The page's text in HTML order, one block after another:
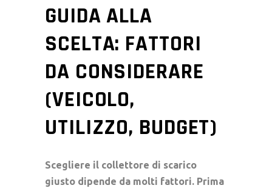
GUIDA ALLA
SCELTA: FATTORI
DA CONSIDERARE
(VEICOLO,
UTILIZZO, BUDGET)
Scegliere il collettore di scarico
giusto dipende da molti fattori. Prima